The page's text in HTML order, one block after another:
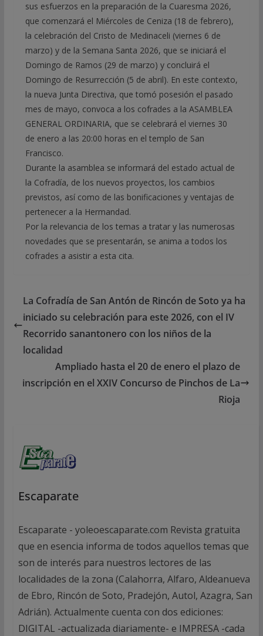
sus esfuerzos en la preparación de la Cuaresma 2026,
que comenzará el Miércoles de Ceniza (18 de febrero),
la celebración del Cristo de Medinaceli (viernes 6 de
marzo) y de la Semana Santa 2026, que se iniciará el
Domingo de Ramos (29 de marzo) y concluirá el
Domingo de Resurrección (5 de abril). En este contexto,
la nueva Junta Directiva, que tomó posesión el pasado
mes de mayo, convoca a los cofrades a la ASAMBLEA
GENERAL ORDINARIA, que se celebrará el viernes 30
de enero a las 20:00 horas en el templo de San
Francisco.
Durante la asamblea se informará del estado actual de
la Cofradía, de los nuevos proyectos, los cambios
previstos, así como de las bonificaciones y ventajas de
pertenecer a la Hermandad.
Por la relevancia de los temas a tratar y las numerosas
novedades que se presentarán, se anima a todos los
cofrades a asistir a esta cita.
La Cofradía de San Antón de Rincón de Soto ya ha
iniciado su celebración para este 2026, con el IV
Recorrido sanantonero con los niños de la
localidad
Ampliado hasta el 20 de enero el plazo de
inscripción en el XXIV Concurso de Pinchos de La
Rioja
Escaparate
Escaparate - yoleoescaparate.com Revista gratuita
que en esencia informa de todos aquellos temas que
son de interés para nuestros lectores de las
localidades de la zona (Calahorra, Alfaro, Aldeanueva
de Ebro, Rincón de Soto, Pradejón, Autol, Azagra, San
Adrián). Actualmente cuenta con dos ediciones:
DIGITAL -actualizada diariamente- e IMPRESA -cada